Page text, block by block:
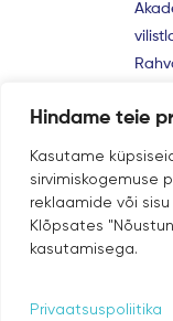
Hindame teie
Kasutame
sirvimiskogemuse
reklaamide või
Klõpsates
kasutamisega.
Privaatsuspoliitika
Müügitingimused